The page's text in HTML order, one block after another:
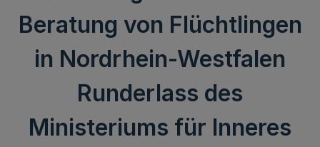
Beratung von Flüchtlingen
in Nordrhein-Westfalen
Runderlass des
Ministeriums für Inneres